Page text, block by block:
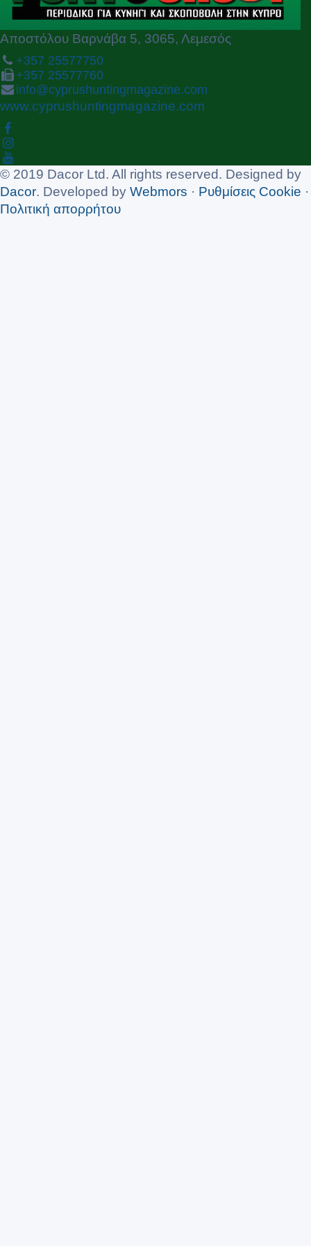
Αποστόλου Βαρνάβα 5, 3065, Λεμεσός
+357 25577750
+357 25577760
info@cyprushuntingmagazine.com
www.cyprushuntingmagazine.com
© 2019 Dacor Ltd. All rights reserved. Designed by
Dacor. Developed by Webmors · Ρυθμίσεις Cookie ·
Πολιτική απορρήτου